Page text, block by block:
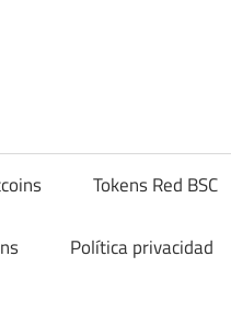
Tokens Red BSC
Política privacidad